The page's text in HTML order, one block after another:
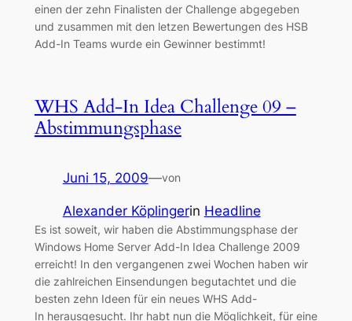
einen der zehn Finalisten der Challenge abgegeben
und zusammen mit den letzen Bewertungen des HSB
Add-In Teams wurde ein Gewinner bestimmt!
WHS Add-In Idea Challenge 09 –
Abstimmungsphase
Juni 15, 2009—von
Alexander Köplingerin Headline
Es ist soweit, wir haben die Abstimmungsphase der
Windows Home Server Add-In Idea Challenge 2009
erreicht! In den vergangenen zwei Wochen haben wir
die zahlreichen Einsendungen begutachtet und die
besten zehn Ideen für ein neues WHS Add-
In herausgesucht. Ihr habt nun die Möglichkeit, für eine